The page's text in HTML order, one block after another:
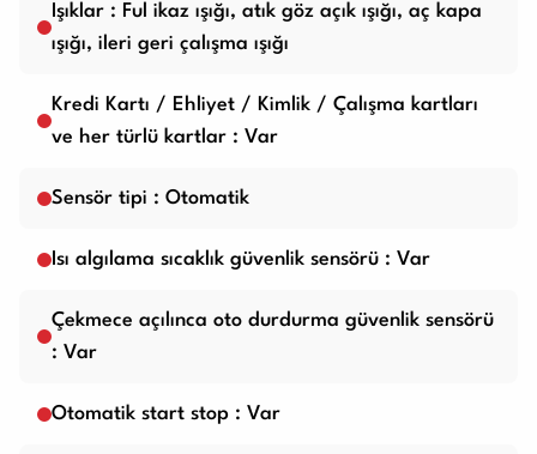
Işıklar : Ful ikaz ışığı, atık göz açık ışığı, aç kapa
ışığı, ileri geri çalışma ışığı
Kredi Kartı / Ehliyet / Kimlik / Çalışma kartları
ve her türlü kartlar : Var
Sensör tipi : Otomatik
Isı algılama sıcaklık güvenlik sensörü : Var
Çekmece açılınca oto durdurma güvenlik sensörü
: Var
Otomatik start stop : Var